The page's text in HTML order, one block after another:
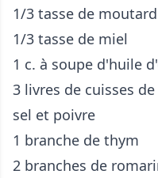
1/3 tasse de
1/3 tasse de miel
1 c. à soupe d'huile
3 livres de cuisses
sel et poivre
1 branche de thym
2 branches de